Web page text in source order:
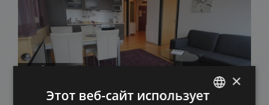
Цена:102.800.000 HUF
×
Этот веб-сайт использует